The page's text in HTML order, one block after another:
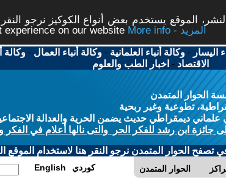
الموقع يستخدم بعض أنواع الكوكيز نرجو
on our website
More info - المزيد
اليسار -وكالة أنباء العلمانية -وكالة أنباء العمال -وكالة
الاقتصاد - اخبار الطب والعلوم
الحوار المتمدن
تطوعية وغير ربحية
ديمقراطي حديث يضمن الحرية والعدالة
جائزة ابن رشد للفكر الحر والتى نالها أعلام في الفكر
تصفح الحوار المتمدن نرجو النقر هنا لاستخدام الموقع
الحوار المتمدن English كوردي